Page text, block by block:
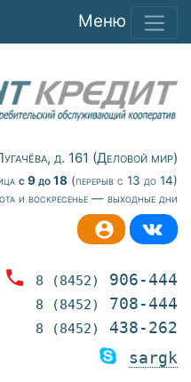
Меню
д. 161 (Деловой мир)
с 9 до 18 (перерыв с 13 до 14)
и воскресенье — выходные дни
8 (8452) 906-444
8 (8452) 708-444
8 (8452)
438-262
sargk